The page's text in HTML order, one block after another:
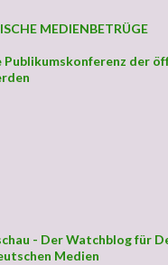
MEDIENBETRÜGE
Publikumskonferenz der
- Der Watchblog für
Medien